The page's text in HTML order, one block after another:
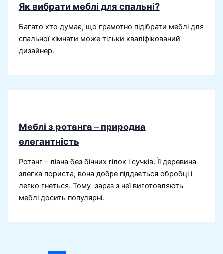
Як вибрати меблі для спальні?
Багато хто думає, що грамотно підібрати меблі для
спальної кімнати може тільки кваліфікований
дизайнер.
Меблі з ротанга – природна
елегантність
Ротанг – ліана без бічних гілок і сучків. Її деревина
злегка пориста, вона добре піддається обробці і
легко гнеться. Тому зараз з неї виготовляють
меблі досить популярні.